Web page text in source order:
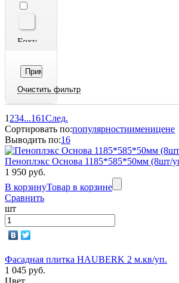
Granite®
CLOUDY
Holzplast
KATEPAL
NormanMP
PURETAN®
PVDF
ROCKWOOL
Пластизол
Foxy
Foxy
Серый
Foxy
Jazzy
1 234...161След.
Сортировать по:популярностиименицене
Выводить по:16
Пеноплэкс Основа 1185*585*50мм (8шт/
1 950 руб.
В корзинуТовар в корзине
Сравнить
шт
Фасадная плитка HAUBERK 2 м.кв/уп.
1 045 руб.
Цвет